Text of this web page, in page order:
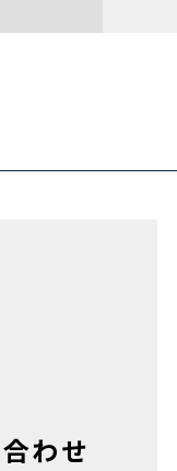
わせ